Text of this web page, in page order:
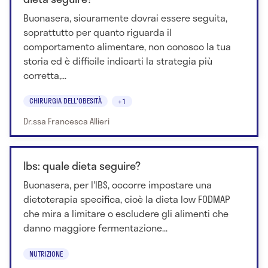
Buonasera, sicuramente dovrai essere seguita,
soprattutto per quanto riguarda il
comportamento alimentare, non conosco la tua
storia ed è difficile indicarti la strategia più
corretta,...
CHIRURGIA DELL'OBESITÀ +1
Dr.ssa Francesca Allieri
Ibs: quale dieta seguire?
Buonasera, per l'IBS, occorre impostare una
dietoterapia specifica, cioè la dieta low FODMAP
che mira a limitare o escludere gli alimenti che
danno maggiore fermentazione...
NUTRIZIONE